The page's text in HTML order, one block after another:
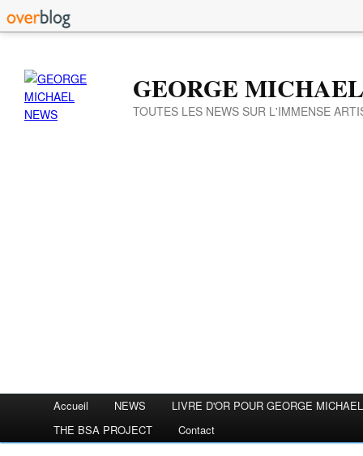
GEORGE
TOUTES LES NEWS SUR L'IMMENSE
Accueil NEWS
LIVRE D'OR POUR GEORGE MICHAEL
THE BSA PROJECT
Contact